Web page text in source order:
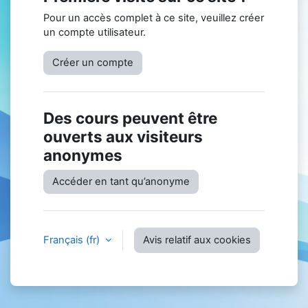
Pour un accès complet à ce site, veuillez créer
un compte utilisateur.
Créer un compte
Des cours peuvent être
ouverts aux visiteurs
anonymes
Accéder en tant qu’anonyme
Français ‎(fr)‎ Avis relatif aux cookies